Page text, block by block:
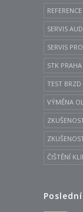
SERVIS
SERVIS
STK
TEST BRZD
VÝMĚNA
ČIŠTĚNÍ